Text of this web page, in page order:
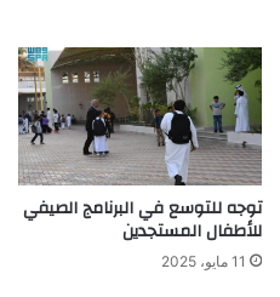
توجه للتوسع في البرنامج الصيفي
للأطفال المستجدين
11 مايو، 2025